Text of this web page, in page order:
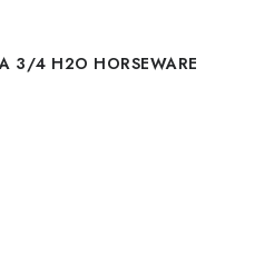
3/4 H2O HORSEWARE